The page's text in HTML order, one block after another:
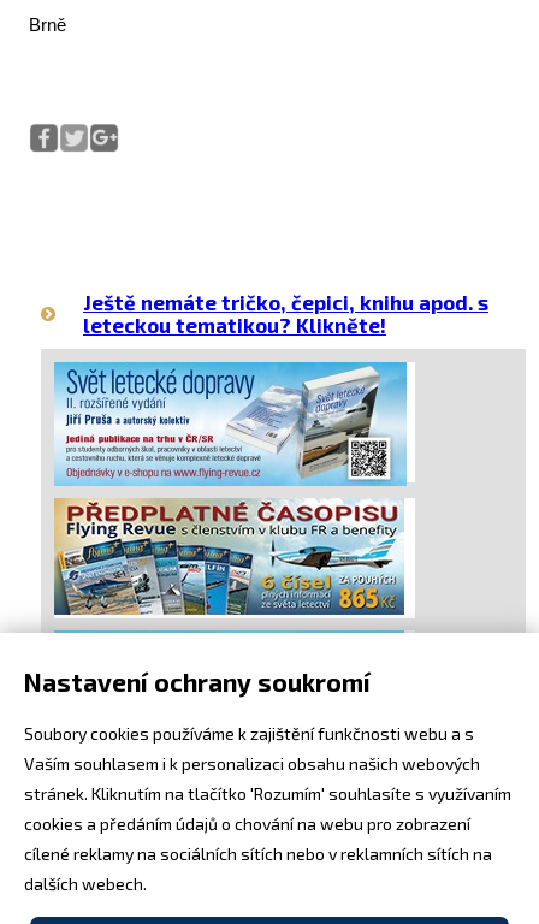
Brně
Ještě nemáte tričko, čepici, knihu apod. s
leteckou tematikou? Klikněte!
Nastavení ochrany soukromí
Soubory cookies používáme k zajištění funkčnosti webu a s
Vaším souhlasem i k personalizaci obsahu našich webových
stránek. Kliknutím na tlačítko 'Rozumím' souhlasíte s využívaním
cookies a předáním údajů o chování na webu pro zobrazení
cílené reklamy na sociálních sítích nebo v reklamních sítích na
dalších webech.